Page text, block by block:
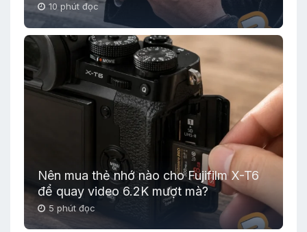
10 phút đọc
Nên mua thẻ nhớ nào cho Fujifilm X-T6
để quay video 6.2K mượt mà?
5 phút đọc